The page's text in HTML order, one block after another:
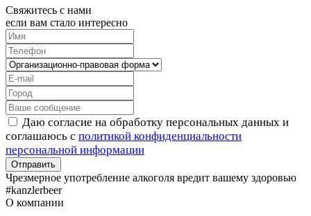
Свяжитесь с нами
если вам стало интересно
Даю согласие на обработку персональных данных и
соглашаюсь с политикой конфиденциальности
персональной информации
Чрезмерное употребление алкоголя вредит вашему здоровью
#kanzlerbeer
О компании